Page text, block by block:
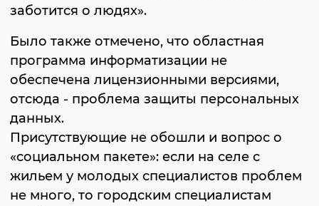
заботится о людях».
Было также отмечено, что областная
программа информатизации не
обеспечена лицензионными версиями,
отсюда - проблема защиты персональных
данных.
Присутствующие не обошли и вопрос о
«социальном пакете»: если на селе с
жильем у молодых специалистов проблем
не много, то городским специалистам